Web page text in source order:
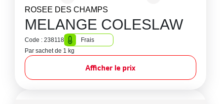
ROSEE DES CHAMPS
MELANGE COLESLAW
Code : 238118
Frais
Par sachet de 1 kg
Afficher le prix